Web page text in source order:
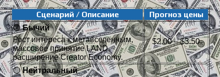
Сценарий / Описание Прогноз цены
🟢Бычий
Рост интереса к метавселенным,
массовое принятие LAND,
расширение Creator Economy.
$2.00 – $3.50
🟡Нейтральный